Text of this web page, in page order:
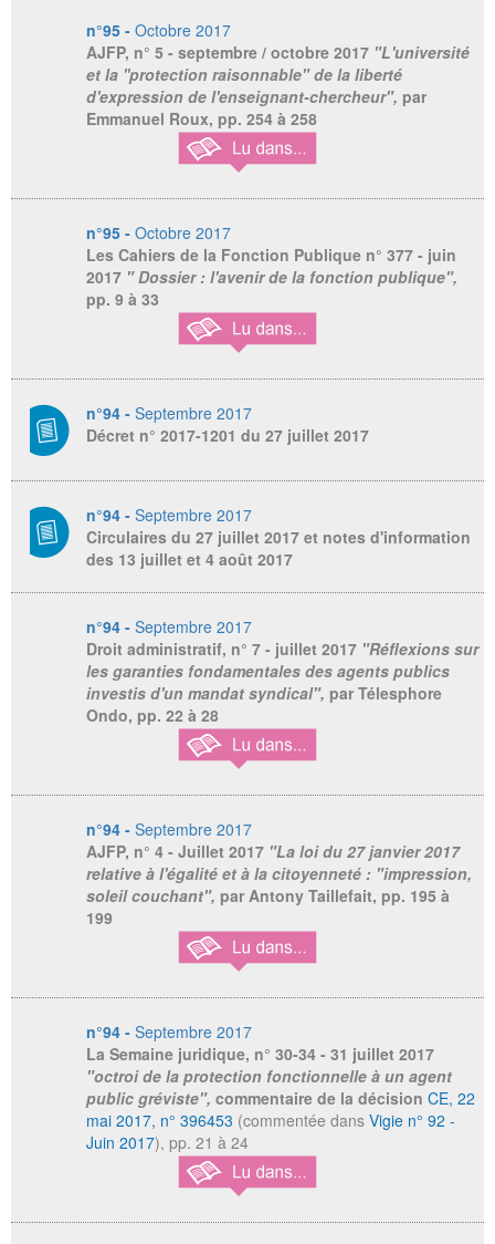
n°95 - Octobre 2017
AJFP, n° 5 - septembre / octobre 2017 "L'université
et la ''protection raisonnable" de la liberté
d'expression de l'enseignant-chercheur", par
Emmanuel Roux, pp. 254 à 258
n°95 - Octobre 2017
Les Cahiers de la Fonction Publique n° 377 - juin
2017 " Dossier : l'avenir de la fonction publique",
pp. 9 à 33
n°94 - Septembre 2017
Décret n° 2017-1201 du 27 juillet 2017
n°94 - Septembre 2017
Circulaires du 27 juillet 2017 et notes d'information
des 13 juillet et 4 août 2017
n°94 - Septembre 2017
Droit administratif, n° 7 - juillet 2017 "Réflexions sur
les garanties fondamentales des agents publics
investis d'un mandat syndical", par Télesphore
Ondo, pp. 22 à 28
n°94 - Septembre 2017
AJFP, n° 4 - Juillet 2017 "La loi du 27 janvier 2017
relative à l'égalité et à la citoyenneté : "impression,
soleil couchant", par Antony Taillefait, pp. 195 à
199
n°94 - Septembre 2017
La Semaine juridique, n° 30-34 - 31 juillet 2017
"octroi de la protection fonctionnelle à un agent
public gréviste", commentaire de la décision CE, 22
mai 2017, n° 396453 (commentée dans Vigie n° 92 -
Juin 2017), pp. 21 à 24